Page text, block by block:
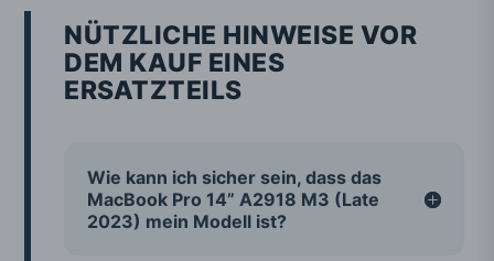
NÜTZLICHE HINWEISE VOR
DEM KAUF EINES
ERSATZTEILS
Wie kann ich sicher sein, dass das
MacBook Pro 14” A2918 M3 (Late
2023) mein Modell ist?